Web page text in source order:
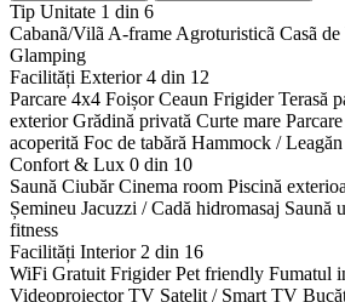
Tip Unitate 1 din 6
Cabanã/Vilã A-frame Agroturisticã Casã de
Glamping
Facilități Exterior4 din 12
Parcare 4x4 Foișor Ceaun Frigider Terasă
exterior Grădină privată Curte mare
acoperită Foc de tabără Hammock / Leagăn
Confort & Lux 0 din 10
Saună Ciubăr Cinema room Piscină
Șemineu Jacuzzi / Cadă hidromasaj Saună
fitness
Facilități Interior 2 din 16
WiFi Gratuit Frigider Pet friendly Fumatul
Videoproiector TV Satelit / Smart TV